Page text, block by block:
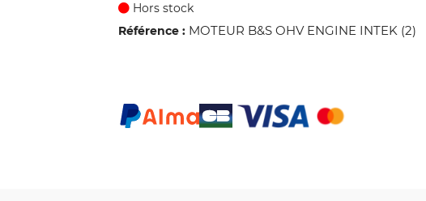
Hors stock
Référence : MOTEUR B&S OHV ENGINE INTEK (2)